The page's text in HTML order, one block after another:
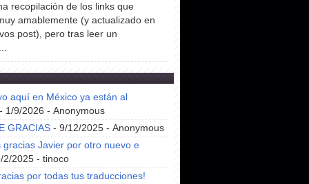
recopilación de los links que
amablemente (y actualizado en
post), pero tras leer un
aquí en México ya están al
1/9/2026 - Anonymous
GRACIAS - 9/12/2025 - Anonymous
gracias Javier por otro nuevo e
2025 - tinoco
por todas tus traducciones!